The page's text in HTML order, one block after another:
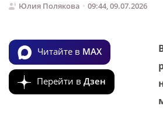
Юлия Полякова 09:44, 09.07.2026
Читайте в MAX
Перейти в Дзен